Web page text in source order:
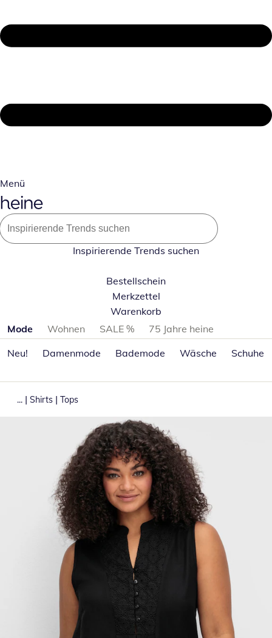
Menü
Inspirierende Trends suchen
Bestellschein
Merkzettel
Warenkorb
Produktkategorien überspringen
Mode Wohnen SALE %
75 Jahre heine
Neu!
Damenmode Bademode Wäsche Schuhe
... | Shirts | Tops